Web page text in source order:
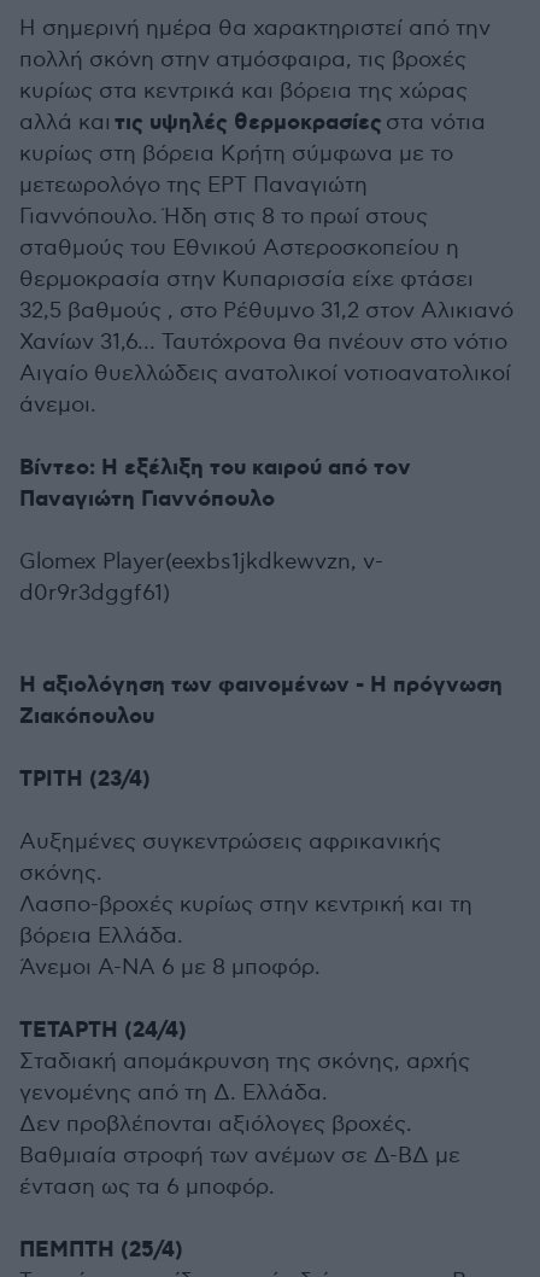
Η σημερινή ημέρα θα χαρακτηριστεί από την
πολλή σκόνη στην ατμόσφαιρα, τις βροχές
κυρίως στα κεντρικά και βόρεια της χώρας
αλλά και τις υψηλές θερμοκρασίες στα νότια
κυρίως στη βόρεια Κρήτη σύμφωνα με το
μετεωρολόγο της ΕΡΤ Παναγιώτη
Γιαννόπουλο.Ήδη στις 8 το πρωί στους
σταθμούς του Εθνικού Αστεροσκοπείου η
θερμοκρασία στην Κυπαρισσία είχε φτάσει
32,5 βαθμούς , στο Ρέθυμνο 31,2 στον Αλικιανό
Χανίων 31,6… Ταυτόχρονα θα πνέουν στο νότιο
Αιγαίο θυελλώδεις ανατολικοί νοτιοανατολικοί
άνεμοι.
Βίντεο: Η εξέλιξη του καιρού από τον
Παναγιώτη Γιαννόπουλο
Glomex Player(eexbs1jkdkewvzn, v-
d0r9r3dggf61)
Η αξιολόγηση των φαινομένων - Η πρόγνωση
Ζιακόπουλου
ΤΡΙΤΗ (23/4)
Αυξημένες συγκεντρώσεις αφρικανικής
σκόνης.
Λασπο-βροχές κυρίως στην κεντρική και τη
βόρεια Ελλάδα.
Άνεμοι Α-ΝΑ 6 με 8 μποφόρ.
ΤΕΤΑΡΤΗ (24/4)
Σταδιακή απομάκρυνση της σκόνης, αρχής
γενομένης από τη Δ. Ελλάδα.
Δεν προβλέπονται αξιόλογες βροχές.
Βαθμιαία στροφή των ανέμων σε Δ-ΒΔ με
ένταση ως τα 6 μποφόρ.
ΠΕΜΠΤΗ (25/4)